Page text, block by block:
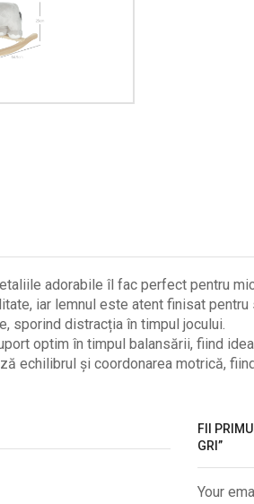
adorabile îl fac perfect pentru
iar lemnul este atent finisat
sporind distracția în timpul jocului.
optim în timpul balansării, fiind
echilibrul și coordonarea motrică,
FII
GRI”
Your